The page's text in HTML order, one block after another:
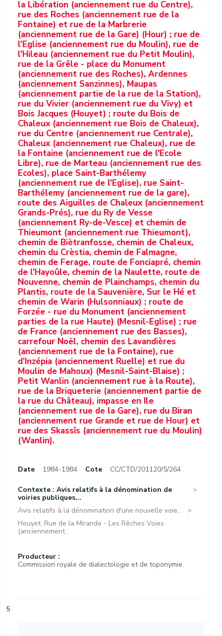
la Libération (anciennement rue du Centre),
rue des Roches (anciennement rue de la
Fontaine) et rue de la Marbrerie
(anciennement rue de la Gare) (Hour) ; rue de
l'Eglise (anciennement rue du Moulin), rue de
l'Hileau (anciennement rue du Petit Moulin),
rue de la Grêle - place du Monument
(anciennement rue des Roches), Ardennes
(anciennement Sanzinnes), Maupas
(anciennement partie de la rue de la Station),
rue du Vivier (anciennement rue du Vivy) et
Bois Jacques (Houyet) ; route du Bois de
Chaleux (anciennement rue Bois de Chaleux),
rue du Centre (anciennement rue Centrale),
Chaleux (anciennement rue Chaleux), rue de
la Fontaine (anciennement rue de l'Ecole
Libre), rue de Marteau (anciennement rue des
Ecoles), place Saint-Barthélemy
(anciennement rue de l'Eglise), rue Saint-
Barthélemy (anciennement rue de la gare),
route des Aiguilles de Chaleux (anciennement
Grands-Prés), rue du Ry de Vesse
(anciennement Ry-de-Vesce) et chemin de
Thieumont (anciennement rue Thieumont),
chemin de Biètranfosse, chemin de Chaleux,
chemin du Crèstia, chemin de Falmagne,
chemin de Ferage, route de Fonciapré, chemin
de l'Hayoûle, chemin de la Naulette, route de
Nouvenne, chemin de Plainchamps, chemin du
Plantis, route de la Sauvenière, Sur le Hé et
chemin de Warin (Hulsonniaux) ; route de
Forzée - rue du Monument (anciennement
parties de la rue Haute) (Mesnil-Eglise) ; rue
de France (anciennement rue des Basses),
carrefour Noël, chemin des Lavandières
(anciennement rue de la Fontaine), rue
d'Inzépia (anciennement Ruelle) et rue du
Moulin de Mahoux) (Mesnil-Saint-Blaise) ;
Petit Wanlin (anciennement rue à la Route),
rue de la Briqueterie (anciennement partie de
la rue du Château), impasse en Ile
(anciennement rue de la Gare), rue du Biran
(anciennement rue Grande et rue de Hour) et
rue des Skassîs (anciennement rue du Moulin)
(Wanlin).
Date 1984-1984 Cote CC/CTD/201120/5/264
Contexte : Avis relatifs à la dénomination de
voiries publiques...
Avis relatifs à la dénomination d'une nouvelle voie...
Houyet. Rue de la Mirande - Les Rêches Voies
(anciennement...
Producteur :
Commission royale de dialectologie et de toponymie.
5